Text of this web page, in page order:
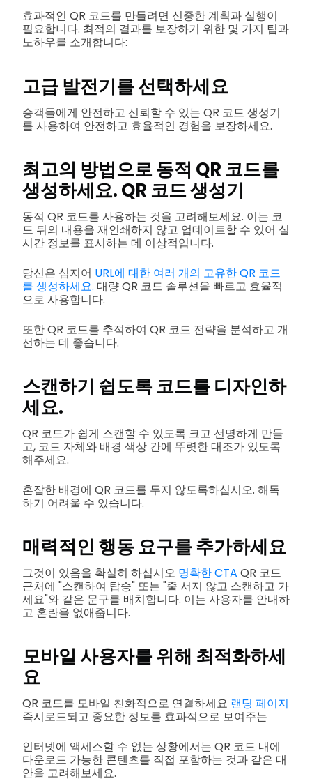
효과적인 QR 코드를 만들려면 신중한 계획과 실행이
필요합니다. 최적의 결과를 보장하기 위한 몇 가지 팁과
노하우를 소개합니다:
고급 발전기를 선택하세요
승객들에게 안전하고 신뢰할 수 있는 QR 코드 생성기
를 사용하여 안전하고 효율적인 경험을 보장하세요.
최고의 방법으로 동적 QR 코드를
생성하세요.QR 코드 생성기
동적 QR 코드를 사용하는 것을 고려해보세요. 이는 코
드 뒤의 내용을 재인쇄하지 않고 업데이트할 수 있어 실
시간 정보를 표시하는 데 이상적입니다.
당신은 심지어 URL에 대한 여러 개의 고유한 QR 코드
를 생성하세요. 대량 QR 코드 솔루션을 빠르고 효율적
으로 사용합니다.
또한 QR 코드를 추적하여 QR 코드 전략을 분석하고 개
선하는 데 좋습니다.
스캔하기 쉽도록 코드를 디자인하
세요.
QR 코드가 쉽게 스캔할 수 있도록 크고 선명하게 만들
고, 코드 자체와 배경 색상 간에 뚜렷한 대조가 있도록
해주세요.
혼잡한 배경에 QR 코드를 두지 않도록하십시오. 해독
하기 어려울 수 있습니다.
매력적인 행동 요구를 추가하세요
그것이 있음을 확실히 하십시오 명확한 CTA QR 코드
근처에 "스캔하여 탑승" 또는 "줄 서지 않고 스캔하고 가
세요"와 같은 문구를 배치합니다. 이는 사용자를 안내하
고 혼란을 없애줍니다.
모바일 사용자를 위해 최적화하세
요
QR 코드를 모바일 친화적으로 연결하세요 랜딩 페이지
즉시로드되고 중요한 정보를 효과적으로 보여주는
인터넷에 액세스할 수 없는 상황에서는 QR 코드 내에
다운로드 가능한 콘텐츠를 직접 포함하는 것과 같은 대
안을 고려해보세요.